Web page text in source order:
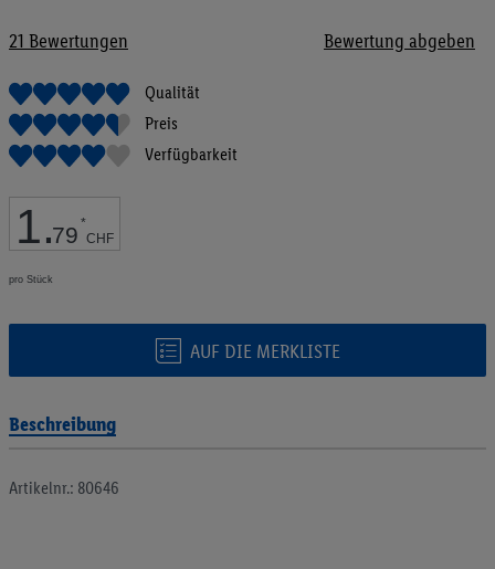
21 Bewertungen Bewertung abgeben
Qualität
Preis
Verfügbarkeit
1.79 *
CHF
pro Stück
AUF DIE MERKLISTE
springen
Beschreibung
Artikelnr.: 80646